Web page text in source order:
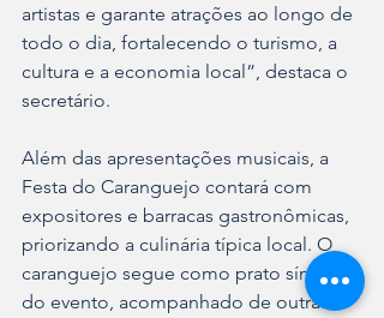
artistas e garante atrações ao longo de
todo o dia, fortalecendo o turismo, a
cultura e a economia local”, destaca o
secretário.
Além das apresentações musicais, a
Festa do Caranguejo contará com
expositores e barracas gastronômicas,
priorizando a culinária típica local. O
caranguejo segue como prato símbolo
do evento, acompanhado de outras